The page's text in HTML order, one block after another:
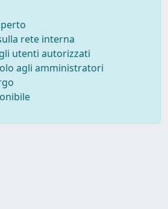
rete interna
utenti autorizzati
agli amministratori